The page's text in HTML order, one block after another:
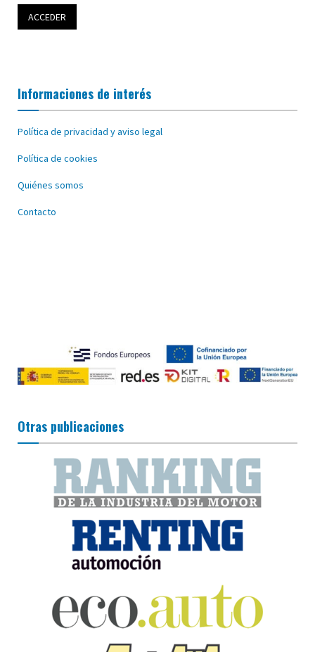
Informaciones de interés
Política de privacidad y aviso legal
Política de cookies
Quiénes somos
Contacto
Otras publicaciones